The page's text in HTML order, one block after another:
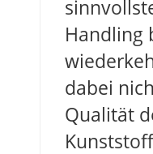
Handling
dabei
Qualität